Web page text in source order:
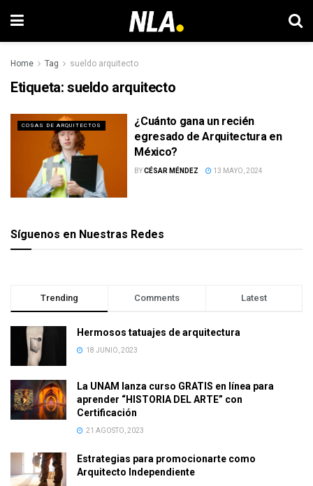
Home Tag sueldo arquitecto
Etiqueta: sueldo arquitecto
COSAS DE ARQUITECTOS
¿Cuánto gana un recién
egresado de Arquitectura en
México?
BYCÉSAR MÉNDEZ 13 MAYO, 2024
Síguenos en Nuestras Redes
Trending Comments Latest
Hermosos tatuajes de arquitectura
18 JUNIO, 2023
La UNAM lanza curso GRATIS en línea para
aprender “HISTORIA DEL ARTE” con
Certificación
21 AGOSTO, 2023
Estrategias para promocionarte como
Arquitecto Independiente